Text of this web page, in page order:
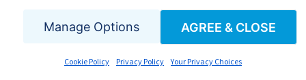
Manage Options AGREE & CLOSE
Cookie Policy Privacy Policy Your Privacy Choices